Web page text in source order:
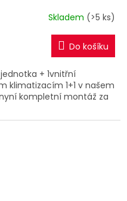
R
M
A
Skladem (>5 ks)
Do košíku
+ 1vnitřní
klimatizacím 1+1 v našem
kompletní montáž za